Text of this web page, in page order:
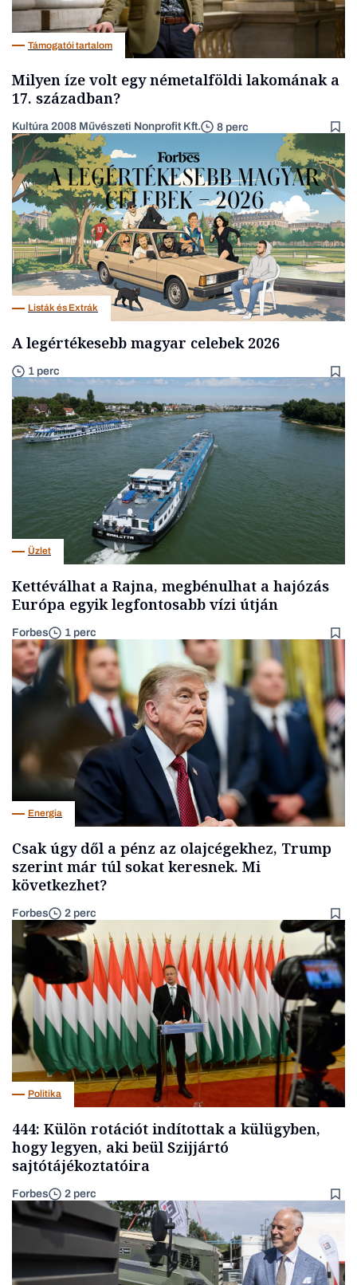
Támogatói tartalom
Milyen íze volt egy németalföldi lakomának a
17. században?
Kultúra 2008 Művészeti Nonprofit Kft. 8 perc
Listák és Extrák
A legértékesebb magyar celebek 2026
1 perc
Üzlet
Kettéválhat a Rajna, megbénulhat a hajózás
Európa egyik legfontosabb vízi útján
Forbes 1 perc
Energia
Csak úgy dől a pénz az olajcégekhez, Trump
szerint már túl sokat keresnek. Mi
következhet?
Forbes 2 perc
Politika
444: Külön rotációt indítottak a külügyben,
hogy legyen, aki beül Szijjártó
sajtótájékoztatóira
Forbes 2 perc